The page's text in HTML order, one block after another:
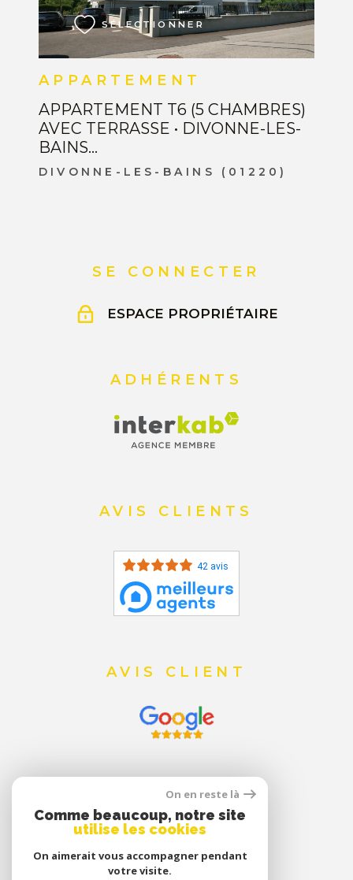
APPARTEMENT
APPARTEMENT T6 (5 CHAMBRES)
AVEC TERRASSE • DIVONNE-LES-
BAINS...
DIVONNE-LES-BAINS (01220)
SÉLECTIONNER
SE CONNECTER
ESPACE PROPRIÉTAIRE
ADHÉRENTS
AVIS CLIENTS
42 avis
AVIS CLIENT
On en reste là
Comme beaucoup, notre site
utilise les cookies
On aimerait vous accompagner pendant
votre visite.